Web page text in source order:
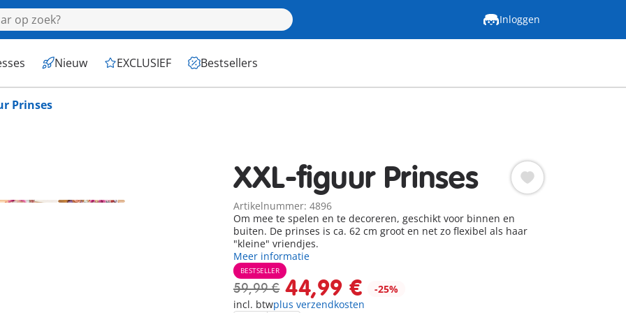
Inloggen
Nieuw EXCLUSIEF Bestsellers
Prinses
XXL-figuur Prinses
Artikelnummer: 4896
Om mee te spelen en te decoreren, geschikt voor binnen en
buiten. De prinses is ca. 62 cm groot en net zo flexibel als haar
"kleine" vriendjes.
Meer informatie
BESTSELLER
59,99 € 44,99 €
-25%
incl. btwplus verzendkosten